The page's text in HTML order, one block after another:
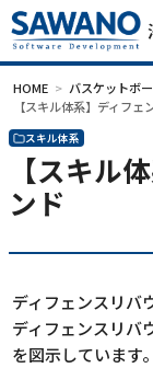
HOME バスケットボ
【スキル体系】ディフェ
スキル体系
【スキル
ンド
ディフェンスリバ
ディフェンスリバ
を図示しています。